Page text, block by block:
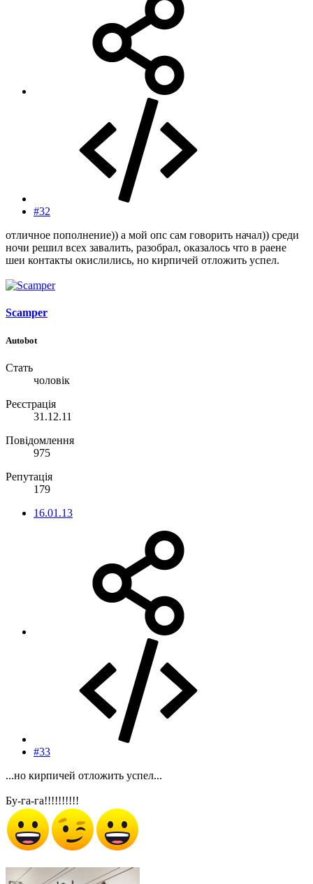
#32
отличное пополнение)) а мой опс сам говорить начал)) среди
ночи решил всех завалить, разобрал, оказалось что в раене
шеи контакты окислились, но кирпичей отложить успел.
Scamper
Autobot
Стать
чоловік
Реєстрація
31.12.11
Повідомлення
975
Репутація
179
16.01.13
#33
...но кирпичей отложить успел...
Бу-га-га!!!!!!!!!!